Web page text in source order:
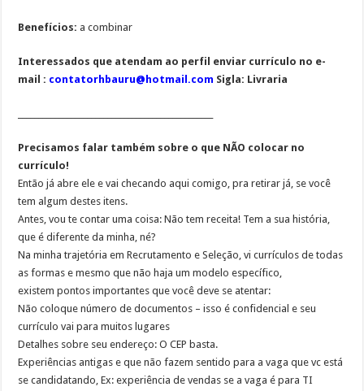
Benefícios: a combinar
Interessados que atendam ao perfil enviar currículo no e-
mail : contatorhbauru@hotmail.com Sigla: Livraria
Precisamos falar também sobre o que NÃO colocar no
currículo!
Então já abre ele e vai checando aqui comigo, pra retirar já, se você
tem algum destes itens.
Antes, vou te contar uma coisa: Não tem receita! Tem a sua história,
que é diferente da minha, né?
Na minha trajetória em Recrutamento e Seleção, vi currículos de todas
as formas e mesmo que não haja um modelo específico,
existem pontos importantes que você deve se atentar:
Não coloque número de documentos – isso é confidencial e seu
currículo vai para muitos lugares
Detalhes sobre seu endereço: O CEP basta.
Experiências antigas e que não fazem sentido para a vaga que vc está
se candidatando, Ex: experiência de vendas se a vaga é para TI